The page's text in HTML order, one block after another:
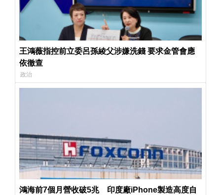
王鴻薇指控前立委呂孫綾父涉嫌洗錢 要求金管會應
依徹查
政治
鴻海前7個月營收破5兆 印度廠iPhone製造高度自